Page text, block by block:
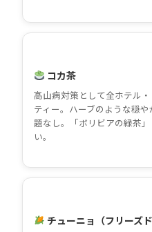
コカ茶
高山病対策として全ホテル
ティー。ハーブのような穏
題なし。「ボリビアの緑茶
い。
チューニョ（フリーズ